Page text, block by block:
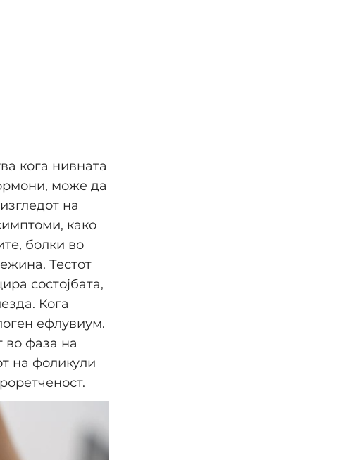
кога нивната
може да
на
како
болки во
Тестот
состојбата,
Кога
ефлувиум.
во фаза на
на фоликули